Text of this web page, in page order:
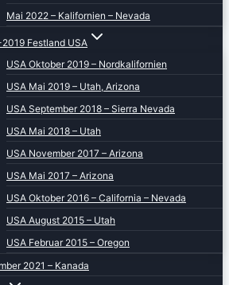
Mai 2022 – Kalifornien – Nevada
Festland USA
USA Oktober 2019 – Nordkalifornien
USA Mai 2019 – Utah, Arizona
USA September 2018 – Sierra Nevada
USA Mai 2018 – Utah
USA November 2017 – Arizona
USA Mai 2017 – Arizona
USA Oktober 2016 – California – Nevada
USA August 2015 – Utah
USA Februar 2015 – Oregon
2021 – Kanada